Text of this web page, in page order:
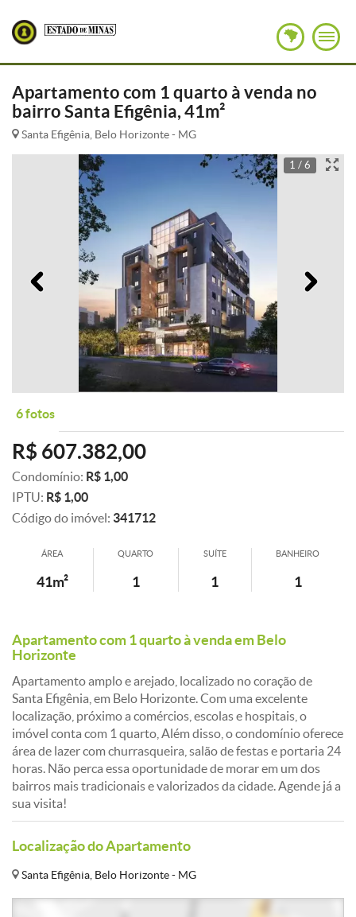
Apartamento com 1 quarto à venda no
bairro Santa Efigênia, 41m²
Santa Efigênia, Belo Horizonte - MG
1 / 6
Anterior
6 fotos
R$ 607.382,00
Condomínio: R$ 1,00
IPTU: R$ 1,00
Código do imóvel: 341712
ÁREA
41m²
QUARTO
1
SUÍTE
1
BANHEIRO
1
Apartamento com 1 quarto à venda em Belo
Horizonte
Apartamento amplo e arejado, localizado no coração de
Santa Efigênia, em Belo Horizonte. Com uma excelente
localização, próximo a comércios, escolas e hospitais, o
imóvel conta com 1 quarto, Além disso, o condomínio oferece
área de lazer com churrasqueira, salão de festas e portaria 24
horas. Não perca essa oportunidade de morar em um dos
bairros mais tradicionais e valorizados da cidade. Agende já a
sua visita!
Localização do Apartamento
Santa Efigênia, Belo Horizonte - MG